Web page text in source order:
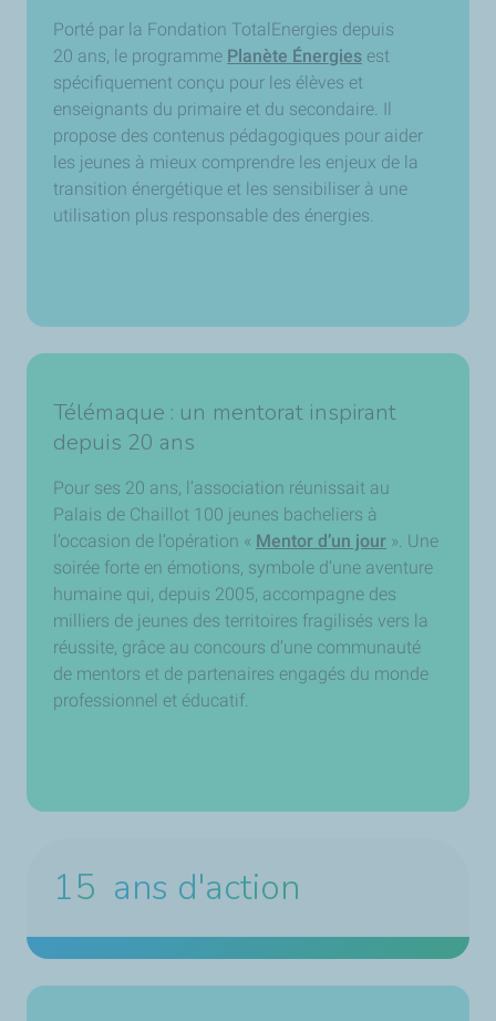
Porté par la Fondation TotalEnergies depuis
20 ans, le programme Planète Énergies est
spécifiquement conçu pour les élèves et
enseignants du primaire et du secondaire. Il
propose des contenus pédagogiques pour aider
les jeunes à mieux comprendre les enjeux de la
transition énergétique et les sensibiliser à une
utilisation plus responsable des énergies.
Télémaque : un mentorat inspirant
depuis 20 ans
Pour ses 20 ans, l’association réunissait au
Palais de Chaillot 100 jeunes bacheliers à
l’occasion de l’opération « Mentor d’un jour ». Une
soirée forte en émotions, symbole d’une aventure
humaine qui, depuis 2005, accompagne des
milliers de jeunes des territoires fragilisés vers la
réussite, grâce au concours d’une communauté
de mentors et de partenaires engagés du monde
professionnel et éducatif.
15 ans d'action